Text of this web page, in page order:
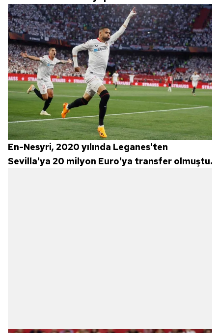
En-Nesyri, 2020 yılında Leganes'ten
Sevilla'ya 20 milyon Euro'ya transfer olmuştu.